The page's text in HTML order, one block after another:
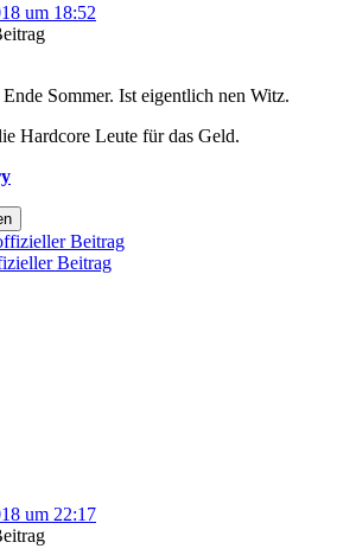
um 18:52
Sommer. Ist eigentlich nen Witz.
Hardcore Leute für das Geld.
Beitrag
Beitrag
um 22:17